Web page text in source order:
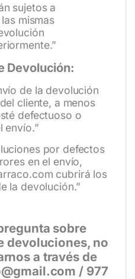
sujetos a
mismas
Devolución:
de la devolución
cliente, a menos
defectuoso o
envío.”
por defectos
en el envío,
cubrirá los
la devolución.”
sobre
devoluciones, no
a través de
/ 977